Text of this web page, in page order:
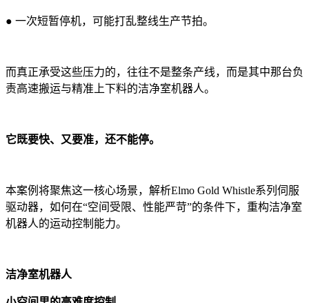
● 一次短暂停机，可能打乱整线生产节拍。
而真正承受这些压力的，往往不是整条产线，而是其中那台负
责高速搬运与精准上下料的洁净室机器人。
它既要快、又要准，还不能停。
本案例将聚焦这一核心场景，解析Elmo Gold Whistle系列伺服
驱动器，如何在“空间受限、性能严苛”的条件下，重构洁净室
机器人的运动控制能力。
洁净室机器人